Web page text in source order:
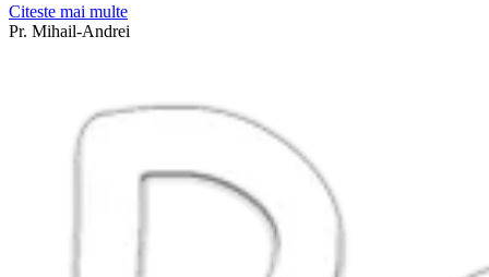
Citeste mai multe
Pr. Mihail-Andrei